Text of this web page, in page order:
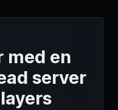
med en
server